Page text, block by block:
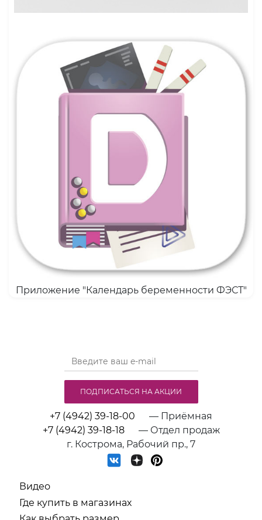
Приложение "Календарь беременности ФЭСТ"
+7 (4942) 39-18-00
— Приёмная
+7 (4942) 39-18-18
— Отдел продаж
г. Кострома, Рабочий пр., 7
Видео
Где купить в магазинах
ПОДПИСАТЬСЯ НА АКЦИИ